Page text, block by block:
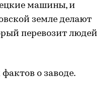
машины, и
земле делают
перевозит людей
о заводе.